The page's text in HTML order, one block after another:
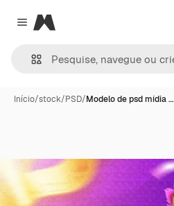
Close menu
Magnific
Início/stock/PSD/Modelo de psd mídia …